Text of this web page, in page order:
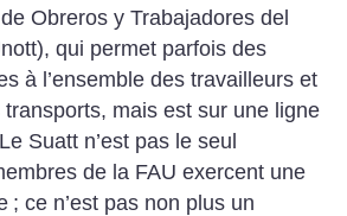
Obreros y Trabajadores del
qui permet parfois des
à l’ensemble des travailleurs et
mais est sur une ligne
Suatt n’est pas le seul
de la FAU exercent une
; ce n’est pas non plus un